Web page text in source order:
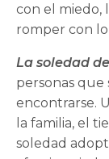
con el miedo,
romper con
La soledad
personas que
encontrarse.
la familia, el
soledad